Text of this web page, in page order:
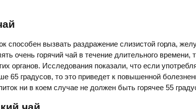
способен вызвать раздражение слизистой горла,
очень горячий чай в течение длительного времени,
органов. Исследования показали, что если
65 градусов, то это приведет к повышенной
ни в коем случае не должен быть горячее 55